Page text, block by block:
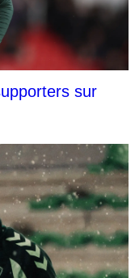
sur